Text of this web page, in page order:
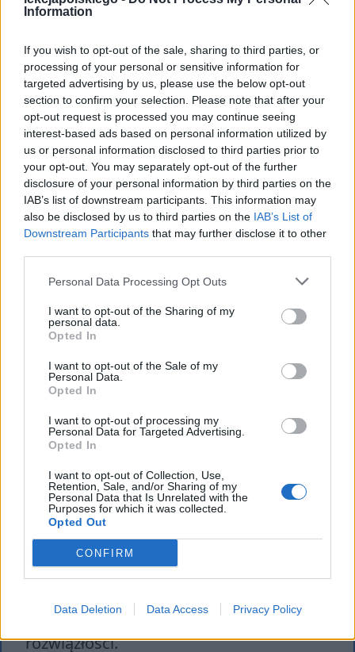
Information
If you wish to opt-out of the sale, sharing to third parties, or
processing of your personal or sensitive information for
targeted advertising by us, please use the below opt-out
section to confirm your selection. Please note that after your
opt-out request is processed you may continue seeing
interest-based ads based on personal information utilized by
us or personal information disclosed to third parties prior to
your opt-out. You may separately opt-out of the further
disclosure of your personal information by third parties on the
IAB’s list of downstream participants. This information may
also be disclosed by us to third parties on the IAB’s List of
Downstream Participants that may further disclose it to other
Personal Data Processing Opt Outs
I want to opt-out of the Sharing of my
personal data.
Opted In
I want to opt-out of the Sale of my
Personal Data.
Opted In
I want to opt-out of processing my
Personal Data for Targeted Advertising.
Opted In
I want to opt-out of Collection, Use,
Retention, Sale, and/or Sharing of my
Personal Data that Is Unrelated with the
Purposes for which it was collected.
Opted Out
CONFIRM
Data Deletion Data Access Privacy Policy
Niebo stanowiła krainę rajską, w której
nagrodą za szlachetne życie było trwanie
w zespoleniu z Bogiem oraz poczuciu
jego wszechogarniającej miłości.
Czyściec był miejscem smutnym, w
którym dusze oczyszczały się z ziemskich
grzechów, by wejść do nieba,gdy będą
godne stanąć przed majestatem boskim.
Największą trwogę wzbudzało piekło.
Dante opisał je jako miejsce absolutnie
pozbawione nadziei, a także rozpaczliwie
brutalne.Dusze potępieńców były tam
skazane na wieczne katusze, które nawet
dzisiaj zaskakują swoją brutalnością.
krwi czy wieczny pościg demonów to
tylko niektóre z kar za ziemskie
nieposłuszeństwo wobec przykazań
boskich. Wizje Dantego miały w
jednoznaczny sposób zachęcić
czytelników do życia w sposób pokorny,
sprawiedliwy i szlachetny, a także
oszustwa, niegodziwości czy
rozwiązłości.